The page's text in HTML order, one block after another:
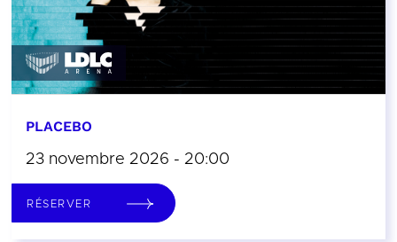
PLACEBO
23 novembre 2026 - 20:00
RÉSERVER